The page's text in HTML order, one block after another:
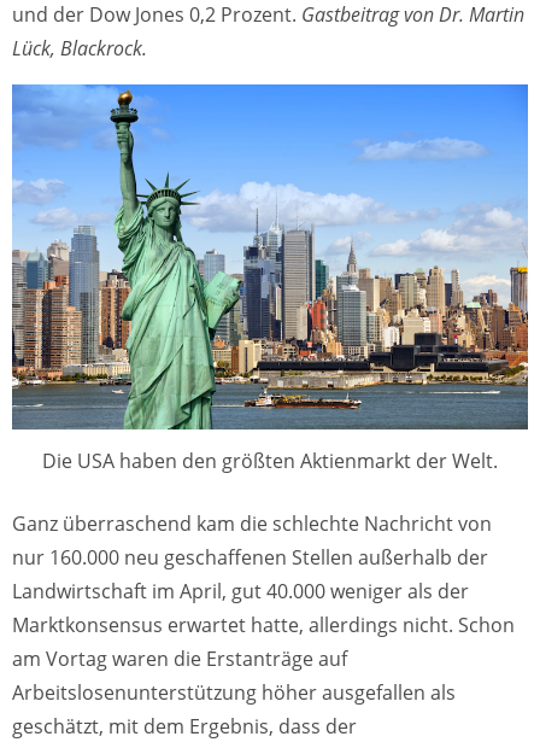
und der Dow Jones 0,2 Prozent. Gastbeitrag von Dr. Martin
Lück, Blackrock.
Die USA haben den größten Aktienmarkt der Welt.
Ganz überraschend kam die schlechte Nachricht von
nur 160.000 neu geschaffenen Stellen außerhalb der
Landwirtschaft im April, gut 40.000 weniger als der
Marktkonsensus erwartet hatte, allerdings nicht. Schon
am Vortag waren die Erstanträge auf
Arbeitslosenunterstützung höher ausgefallen als
geschätzt, mit dem Ergebnis, dass der